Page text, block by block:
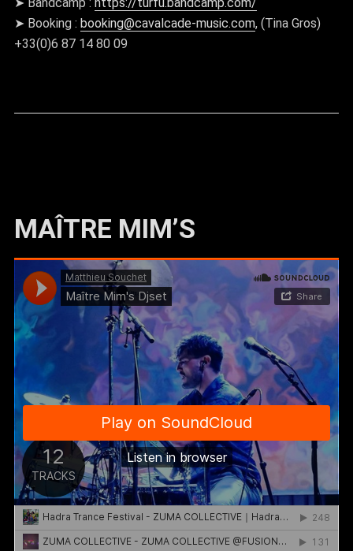
➤ Booking : booking@cavalcade-music.com, (Tina Gros)
+33(0)6 87 14 80 09
MAÎTRE MIM’S